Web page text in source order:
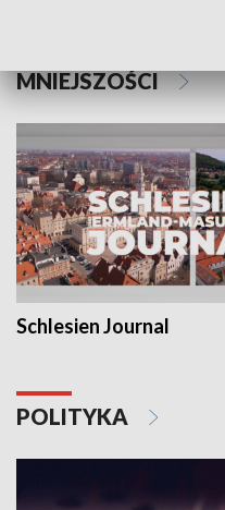
MNIEJSZOŚCI
Schlesien Journal
POLITYKA